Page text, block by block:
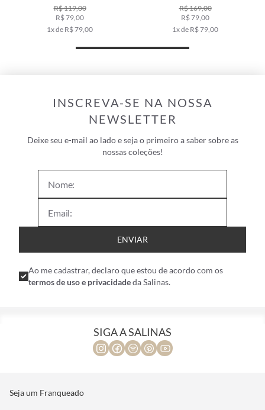
R$ 119,00
R$ 79,00
1x de R$ 79,00
R$ 169,00
R$ 79,00
1x de R$ 79,00
INSCREVA-SE NA NOSSA
NEWSLETTER
Deixe seu e-mail ao lado e seja o primeiro a saber sobre as
nossas coleções!
ENVIAR
Ao me cadastrar, declaro que estou de acordo com os
termos de uso e privacidadeda Salinas.
SIGA A SALINAS
Seja um Franqueado